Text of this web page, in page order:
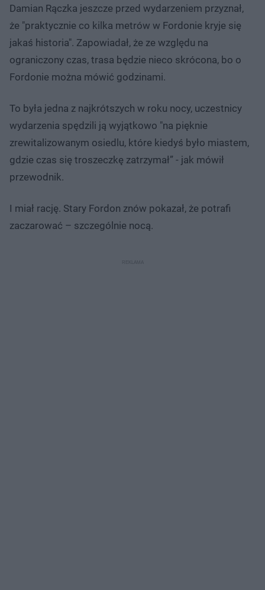
Damian Rączka jeszcze przed wydarzeniem przyznał,
że "praktycznie co kilka metrów w Fordonie kryje się
jakaś historia". Zapowiadał, że ze względu na
ograniczony czas, trasa będzie nieco skrócona, bo o
Fordonie można mówić godzinami.
To była jedna z najkrótszych w roku nocy, uczestnicy
wydarzenia spędzili ją wyjątkowo "na pięknie
zrewitalizowanym osiedlu, które kiedyś było miastem,
gdzie czas się troszeczkę zatrzymał” - jak mówił
przewodnik.
I miał rację. Stary Fordon znów pokazał, że potrafi
zaczarować – szczególnie nocą.